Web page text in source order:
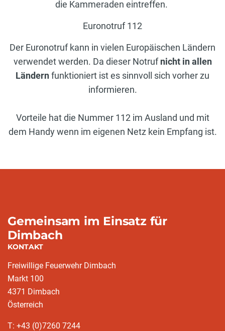
die Kammeraden eintreffen.
Euronotruf 112
Der Euronotruf kann in vielen Europäischen Ländern
verwendet werden. Da dieser Notrufnicht in allen
Ländernfunktioniert ist es sinnvoll sich vorher zu
informieren.
Vorteile hat die Nummer 112 im Ausland und mit
dem Handy wenn im eigenen Netz kein Empfang ist.
Gemeinsam im Einsatz für
Dimbach
KONTAKT
Freiwillige Feuerwehr Dimbach
Markt 100
4371 Dimbach
Österreich
T: +43 (0)7260 7244